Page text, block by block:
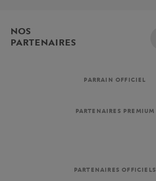
NOS
PARTENAIRES
PARRAIN OFFICIEL
PARTENAIRES PREMIUM
PARTENAIRES OFFICIELS